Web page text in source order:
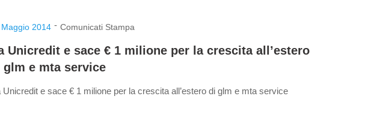
Maggio 2014 - Comunicati Stampa
Unicredit e sace € 1 milione per la crescita all’estero
glm e mta service
Unicredit e sace € 1 milione per la crescita all’estero di glm e mta service